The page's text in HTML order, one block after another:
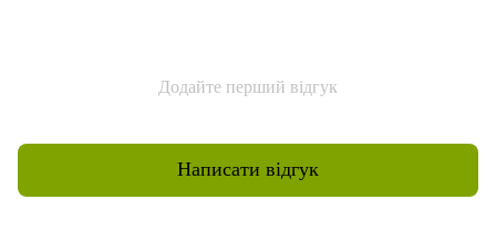
Додайте перший відгук
Написати відгук